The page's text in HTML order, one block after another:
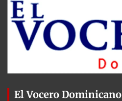
El Vocero Dominicano